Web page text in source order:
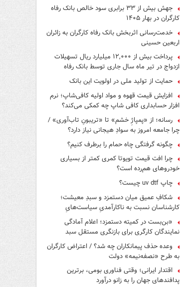
جهش بیش از ۳۳ برابری سود خالص بانک رفاه
کارگران در بهار ۱۴۰۵
خدمت‌رسانی اثربخش بانک رفاه کارگران به زائران
اربعین حسینی
پرداخت بیش از ۱۲,۰۰۰ میلیارد ریال تسهیلات
ازدواج در تیر ماه سال جاری توسط بانک رفاه
کارگران
حمایت از تولید ملی در اولویت این بانک
افزایش قیمت قهوه و مواد اولیه کافی‌شاپ؛ نرم
افزار حسابداری کافی شاپ چه کمکی می‌کند؟
رسانه؛ از «پمپاژِ خشم» تا «تریبونِ تاب‌آوری» /
چرا جامعه امروز به سوادِ هیجانی نیاز دارد؟
چگونه گرفتگی چاه حمام را برطرف کنیم؟
چرا افت قیمت تویوتا کمری کمتر از بسیاری
خودروهای هم‌رده است؟
چاپ uv dtf چیست؟
شکافِ عمیق میان دستمزد و سبدِ معیشت؛
کارشناسان نسبت به ناکارآمدیِ سیاست‌هایِ
حمایتی هشدار دادند
«بن‌بست در کمیته دستمزد؛ اعلام آمادگی
نمایندگان کارگری برای بازنگری مستقل سبد
وعده حذف پیمانکاران چه شد؟ / اعتراض کارگران
به طرح «نصفه‌نیمه» دولت
اقتدار ایرانی؛ وقتی فناوری بومی، برترین
پدافندهای جهان را به زانو درآورد